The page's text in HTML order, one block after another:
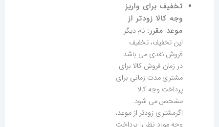
تخفیف برای واریز
وجه کالا زودتر از
موعد مقرر: نام دیگر
این تخفیف، تخفیف
فروش نقدی می باشد.
در زمان فروش کالا برای
مشتری مدت زمانی برای
پرداخت وجه کالا
مشخص می شود.
اگرمشتری زودتر از موعد،